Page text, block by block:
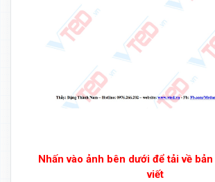
Nhấn vào ảnh bên dưới để tải về
viết